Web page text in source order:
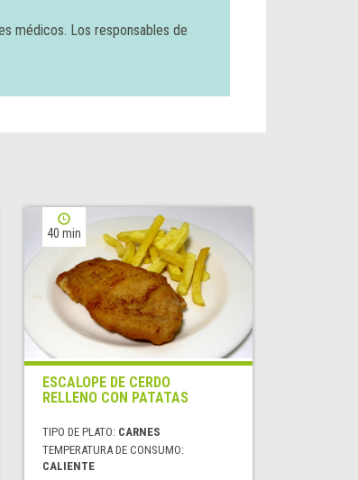
médicos. Los responsables de
40 min
ESCALOPE DE CERDO
RELLENO CON PATATAS
TIPO DE PLATO: CARNES
TEMPERATURA DE CONSUMO:
CALIENTE